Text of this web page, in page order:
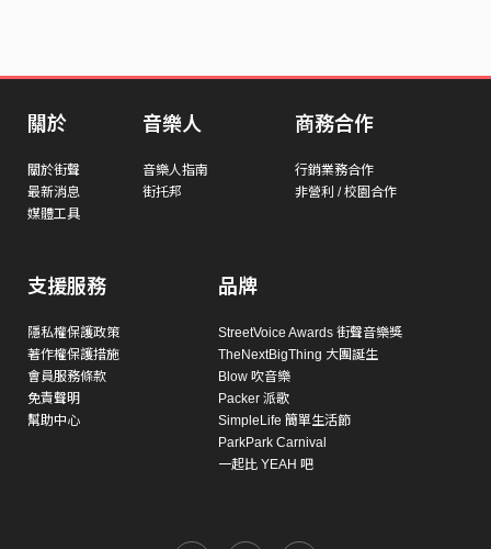
關於
關於街聲
最新消息
媒體工具
音樂人
音樂人指南
街托邦
商務合作
行銷業務合作
非營利 / 校園合作
支援服務
隱私權保護政策
著作權保護措施
會員服務條款
免責聲明
幫助中心
品牌
StreetVoice Awards 街聲音樂獎
TheNextBigThing 大團誕生
Blow 吹音樂
Packer 派歌
SimpleLife 簡單生活節
ParkPark Carnival
一起比 YEAH 吧